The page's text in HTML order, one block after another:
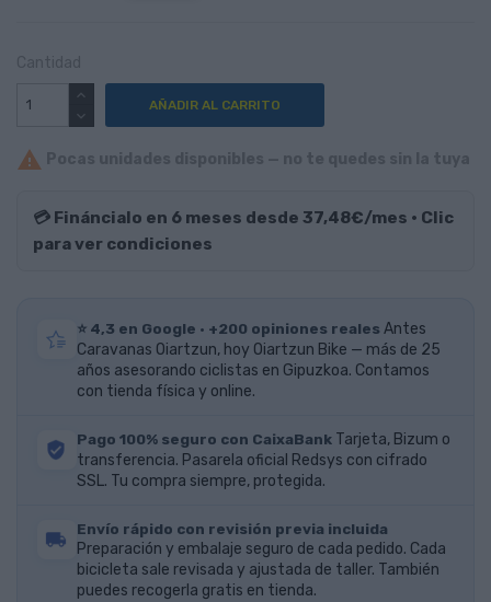
AÑADIR AL CARRITO

💳 Fináncialo en 6 meses desde 37,48€/mes · Clic
para ver condiciones
⭐ 4,3 en Google · +200 opiniones reales Antes
Caravanas Oiartzun, hoy Oiartzun Bike — más de 25
años asesorando ciclistas en Gipuzkoa. Contamos
con tienda física y online.
Pago 100% seguro con CaixaBank Tarjeta, Bizum o
transferencia. Pasarela oficial Redsys con cifrado
SSL. Tu compra siempre, protegida.
Envío rápido con revisión previa incluida
Preparación y embalaje seguro de cada pedido. Cada
bicicleta sale revisada y ajustada de taller. También
puedes recogerla gratis en tienda.